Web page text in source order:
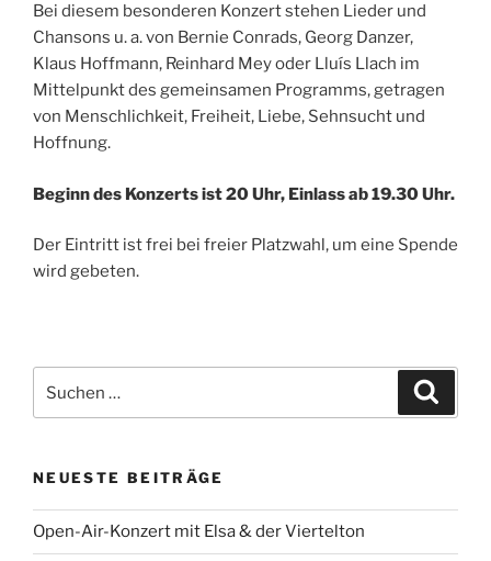
Bei diesem besonderen Konzert stehen Lieder und
Chansons u. a. von Bernie Conrads, Georg Danzer,
Klaus Hoffmann, Reinhard Mey oder Lluís Llach im
Mittelpunkt des gemeinsamen Programms, getragen
von Menschlichkeit, Freiheit, Liebe, Sehnsucht und
Hoffnung.
Beginn des Konzerts ist 20 Uhr, Einlass ab 19.30 Uhr.
Der Eintritt ist frei bei freier Platzwahl, um eine Spende
wird gebeten.
nach:
NEUESTE BEITRÄGE
Open-Air-Konzert mit Elsa & der Viertelton